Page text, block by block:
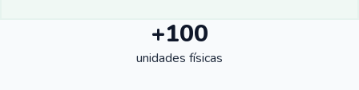
+100
unidades físicas